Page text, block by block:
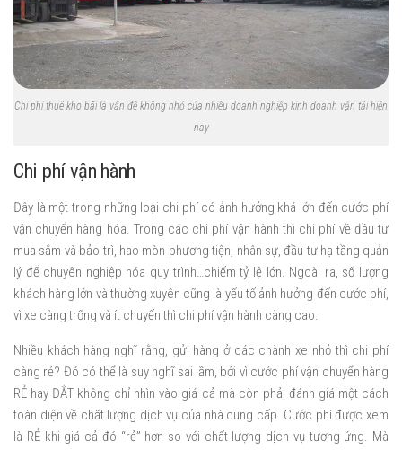
Chi phí thuê kho bãi là vấn đề không nhỏ của nhiều doanh nghiệp kinh doanh vận tải hiện
nay
Chi phí vận hành
Đây là một trong những loại chi phí có ảnh hưởng khá lớn đến cước phí
vận chuyển hàng hóa. Trong các chi phí vận hành thì chi phí về đầu tư
mua sắm và bảo trì, hao mòn phương tiện, nhân sự, đầu tư hạ tầng quản
lý để chuyên nghiệp hóa quy trình…chiếm tỷ lệ lớn. Ngoài ra, số lượng
khách hàng lớn và thường xuyên cũng là yếu tố ảnh hưởng đến cước phí,
vì xe càng trống và ít chuyến thì chi phí vận hành càng cao.
Nhiều khách hàng nghĩ rằng, gửi hàng ở các chành xe nhỏ thì chi phí
càng rẻ? Đó có thể là suy nghĩ sai lầm, bởi vì cước phí vận chuyển hàng
RẺ hay ĐẮT không chỉ nhìn vào giá cả mà còn phải đánh giá một cách
toàn diện về chất lượng dịch vụ của nhà cung cấp. Cước phí được xem
là RẺ khi giá cả đó “rẻ” hơn so với chất lượng dịch vụ tương ứng. Mà